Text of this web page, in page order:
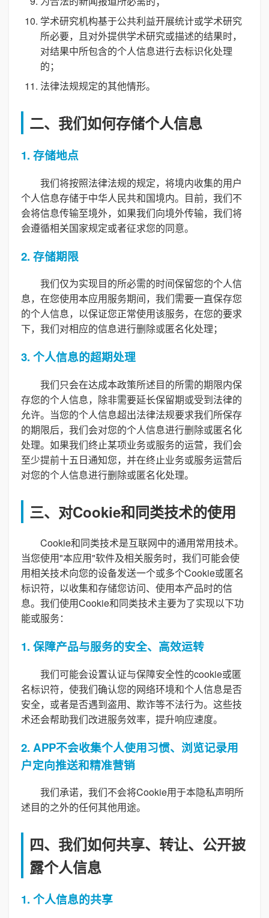
学术研究机构基于公共利益开展统计或学术研究
所必要，且对外提供学术研究或描述的结果时，
对结果中所包含的个人信息进行去标识化处理
的；
法律法规规定的其他情形。
二、我们如何存储个人信息
1. 存储地点
我们将按照法律法规的规定，将境内收集的用户
个人信息存储于中华人民共和国境内。目前，我们不
会将信息传输至境外，如果我们向境外传输，我们将
会遵循相关国家规定或者征求您的同意。
2. 存储期限
我们仅为实现目的所必需的时间保留您的个人信
息，在您使用本应用服务期间，我们需要一直保存您
的个人信息，以保证您正常使用该服务，在您的要求
下，我们对相应的信息进行删除或匿名化处理；
3. 个人信息的超期处理
我们只会在达成本政策所述目的所需的期限内保
存您的个人信息，除非需要延长保留期或受到法律的
允许。当您的个人信息超出法律法规要求我们所保存
的期限后，我们会对您的个人信息进行删除或匿名化
处理。如果我们终止某项业务或服务的运营，我们会
至少提前十五日通知您，并在终止业务或服务运营后
对您的个人信息进行删除或匿名化处理。
三、对Cookie和同类技术的使用
Cookie和同类技术是互联网中的通用常用技术。
当您使用"本应用"软件及相关服务时，我们可能会使
用相关技术向您的设备发送一个或多个Cookie或匿名
标识符，以收集和存储您访问、使用本产品时的信
息。我们使用Cookie和同类技术主要为了实现以下功
能或服务：
1. 保障产品与服务的安全、高效运转
我们可能会设置认证与保障安全性的cookie或匿
名标识符，使我们确认您的网络环境和个人信息是否
安全，或者是否遇到盗用、欺诈等不法行为。这些技
术还会帮助我们改进服务效率，提升响应速度。
2. APP不会收集个人使用习惯、浏览记录用
户定向推送和精准营销
我们承诺，我们不会将Cookie用于本隐私声明所
述目的之外的任何其他用途。
四、我们如何共享、转让、公开披
露个人信息
1. 个人信息的共享